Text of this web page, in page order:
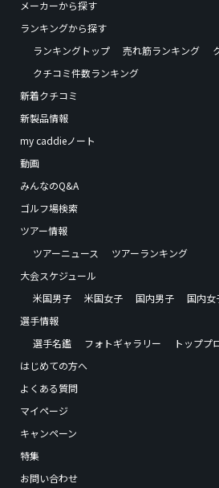
メーカーから探す
ランキングから探す
ランキングトップ
売れ筋ランキング
クチコミ件数ランキング
新着クチコミ
新製品情報
my caddieノート
動画
みんなのQ&A
ゴルフ場検索
ツアー情報
ツアーニュース
ツアーランキング
大会スケジュール
米国男子
米国女子 国内男子
国内女
選手情報
選手名鑑
フォトギャラリー
トッププ
はじめての方へ
よくある質問
マイページ
キャンペーン
特集
お問い合わせ